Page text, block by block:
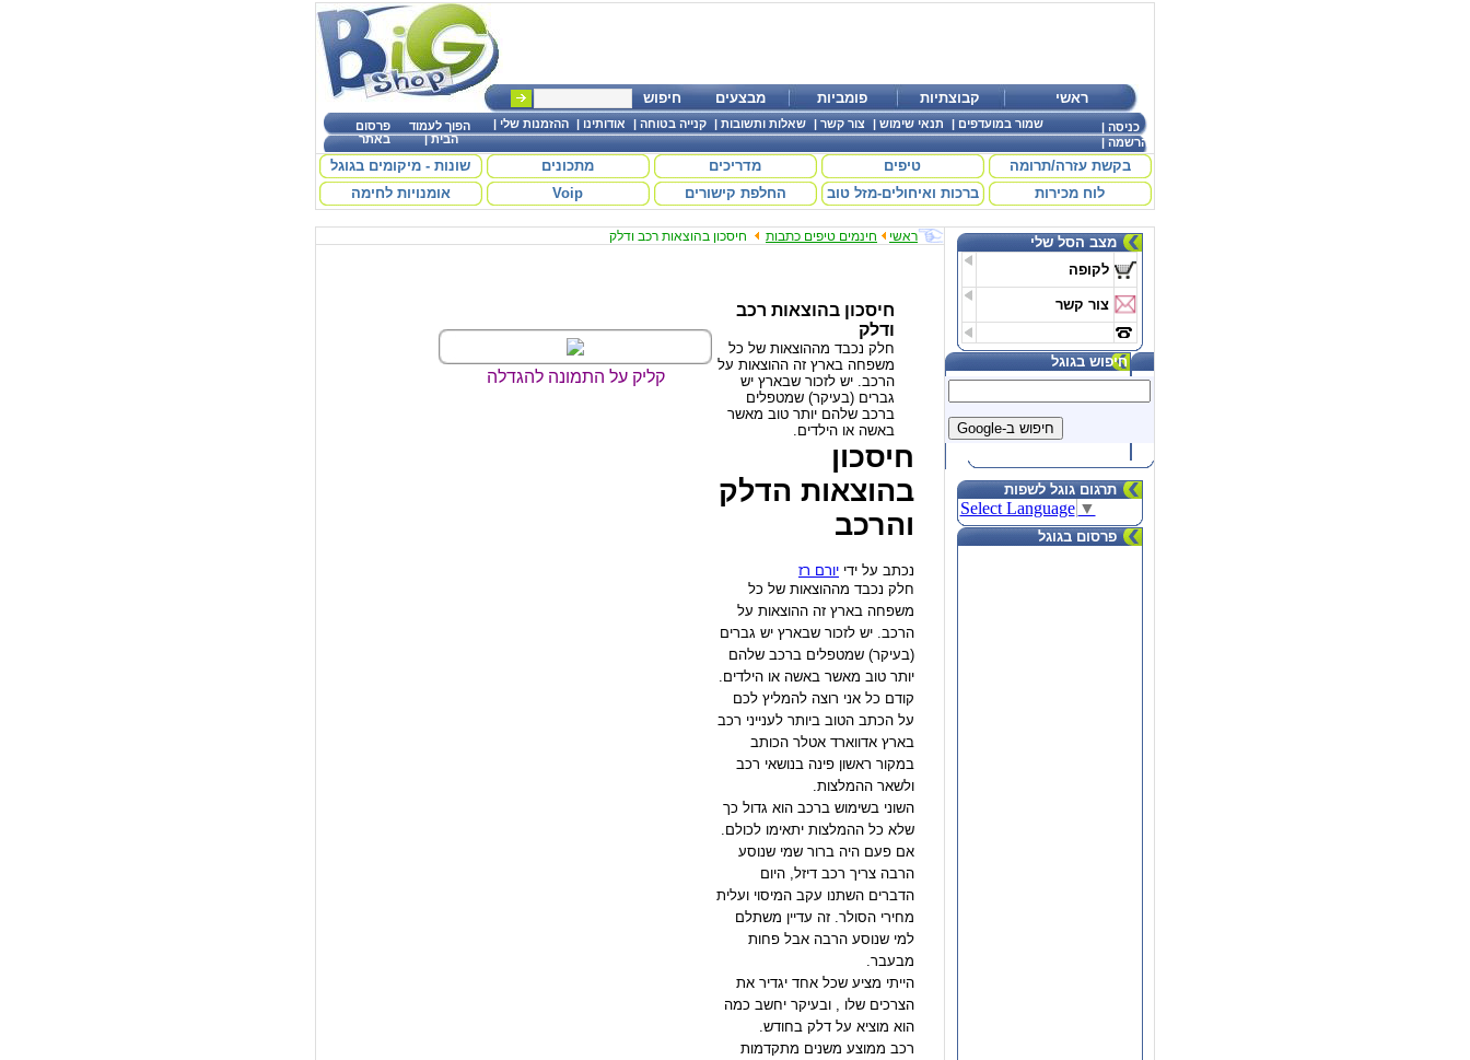
חיפוש מבצעים פומביות קבוצתיות ראשי
פרסום
באתר
הפוך לעמוד
הבית|
שמור במועדפים | תנאי שימוש | צור קשר | שאלות ותשובות | קנייה בטוחה | אודותינו | ההזמנות שלי | כניסה |
הרשמה|
בקשת עזרה/תרומה טיפים מדריכים מתכונים
שונות - מיקומים בגוגל
לוח מכירות
ברכות ואיחולים-מזל טוב החלפת קישורים Voip אומנויות לחימה
ראשי חינמים טיפים כתבות חיסכון בהוצאות רכב ודלק
מצב הסל שלי
לקופה
צור קשר
חיפוש בגוגל
תרגום גוגל לשפות
Select Language ▼
פרסום בגוגל
קליק על התמונה להגדלה
חיסכון בהוצאות רכב
ודלק
חלק נכבד מההוצאות של כל
משפחה בארץ זה ההוצאות על
הרכב. יש לזכור שבארץ יש
גברים (בעיקר) שמטפלים
ברכב שלהם יותר טוב מאשר
באשה או הילדים.
חיסכון
בהוצאות הדלק
והרכב
נכתב על ידי יורם רז
חלק נכבד מההוצאות של כל
משפחה בארץ זה ההוצאות על
הרכב. יש לזכור שבארץ יש גברים
(בעיקר) שמטפלים ברכב שלהם
יותר טוב מאשר באשה או הילדים.
קודם כל אני רוצה להמליץ לכם
על הכתב הטוב ביותר לענייני רכב
בארץ אדווארד אטלר הכותב
במקור ראשון פינה בנושאי רכב
ולשאר ההמלצות.
השוני בשימוש ברכב הוא גדול כך
שלא כל ההמלצות יתאימו לכולם.
אם פעם היה ברור שמי שנוסע
הרבה צריך רכב דיזל, היום
הדברים השתנו עקב המיסוי ועלית
מחירי הסולר. זה עדיין משתלם
למי שנוסע הרבה אבל פחות
מבעבר.
הייתי מציע שכל אחד יגדיר את
הצרכים שלו , ובעיקר יחשב כמה
הוא מוציא על דלק בחודש.
רכב ממוצע משנים מתקדמות